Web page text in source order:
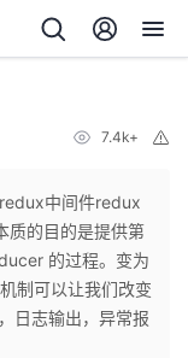
7.4k+
redux中间件redux
质的目的是提供第
的过程。变为
制可以让我们改变
日志输出，异常报